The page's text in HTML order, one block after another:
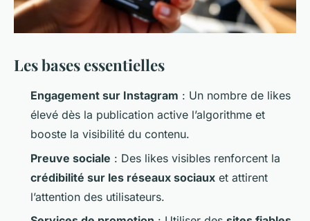
Les bases essentielles
Engagement sur Instagram : Un nombre de likes
élevé dès la publication active l’algorithme et
booste la visibilité du contenu.
Preuve sociale : Des likes visibles renforcent la
crédibilité sur les réseaux sociaux et attirent
l’attention des utilisateurs.